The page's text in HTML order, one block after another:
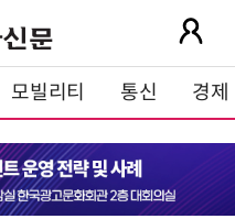
모빌리티 통신 경제